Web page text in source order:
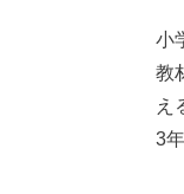
小
教
え
3